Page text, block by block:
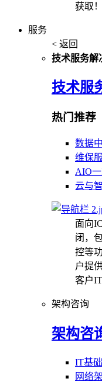
获取！
服务
< 返回
技术服务解
技术服
热门推荐
数据
维保
AIO
云与
面向
闭，
控等
户提
客户
架构咨询
架构咨
IT基
网络